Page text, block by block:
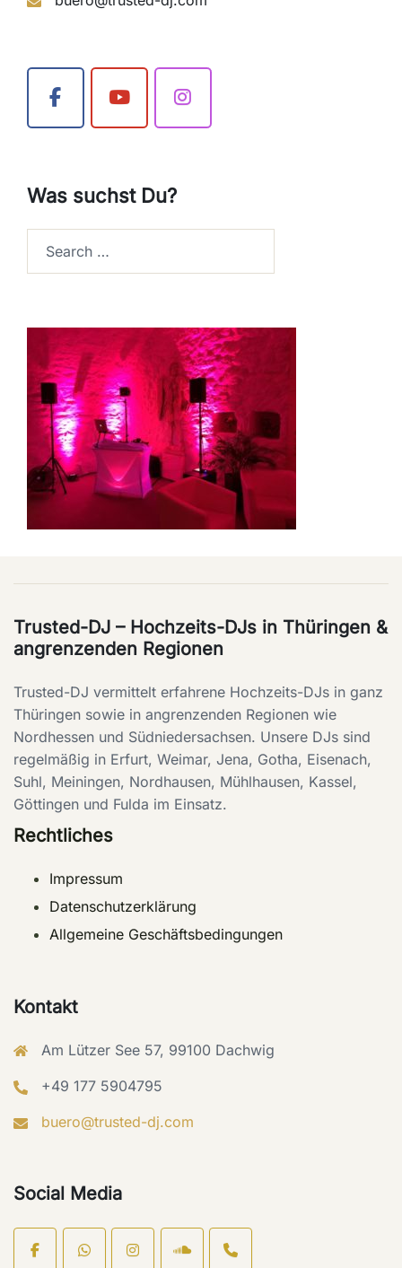
Was suchst Du?
Trusted-DJ – Hochzeits-DJs in Thüringen &
angrenzenden Regionen
Trusted-DJ vermittelt erfahrene Hochzeits-DJs in ganz
Thüringen sowie in angrenzenden Regionen wie
Nordhessen und Südniedersachsen. Unsere DJs sind
regelmäßig in Erfurt, Weimar, Jena, Gotha, Eisenach,
Suhl, Meiningen, Nordhausen, Mühlhausen, Kassel,
Göttingen und Fulda im Einsatz.
Rechtliches
Impressum
Datenschutzerklärung
Allgemeine Geschäftsbedingungen
Kontakt
Am Lützer See 57, 99100 Dachwig
+49 177 5904795
buero@trusted-dj.com
Social Media